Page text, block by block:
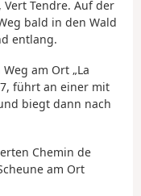
Vert Tendre. Auf der
bald in den Wald
entlang.
am Ort „La
führt an einer mit
biegt dann nach
Chemin de
am Ort